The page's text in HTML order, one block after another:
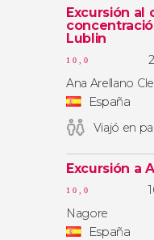
Excursión al
Lublin
10,0
Ana Arellano
España
Viajó en
Excursión a
10,0
Nagore
España